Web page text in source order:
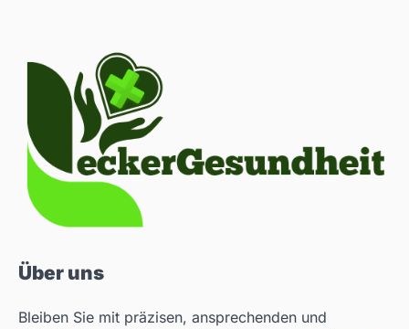
Über uns
Bleiben Sie mit präzisen, ansprechenden und